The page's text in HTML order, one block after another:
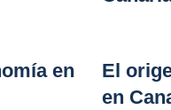
en
El
en